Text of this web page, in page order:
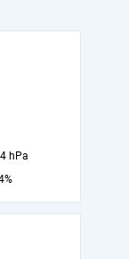
hPa